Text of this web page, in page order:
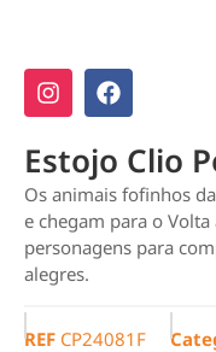
Estojo Clio
Os animais fofinhos
e chegam para o
personagens para
alegres.
REF CP24081F